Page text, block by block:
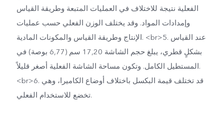
الفعلية نتيجة للاختلاف في العمليات المتبعة وطريقة القياس
وإمدادات المواد. وقد يختلف الوزن الفعلي حسب عمليات
الإنتاج وطريقة القياس والمكونات المادية. <br>5. عند القياس
بشكلٍ قطري، يبلغ حجم الشاشة 17,20 سم (6,77 بوصة) في
المستطيل الكامل. وتكون مساحة الشاشة الفعلية أصغر قليلاً.
<br>6. قد تختلف قيمة البكسل باختلاف أوضاع الكاميرا، وهي
تخضع للاستخدام الفعلي.